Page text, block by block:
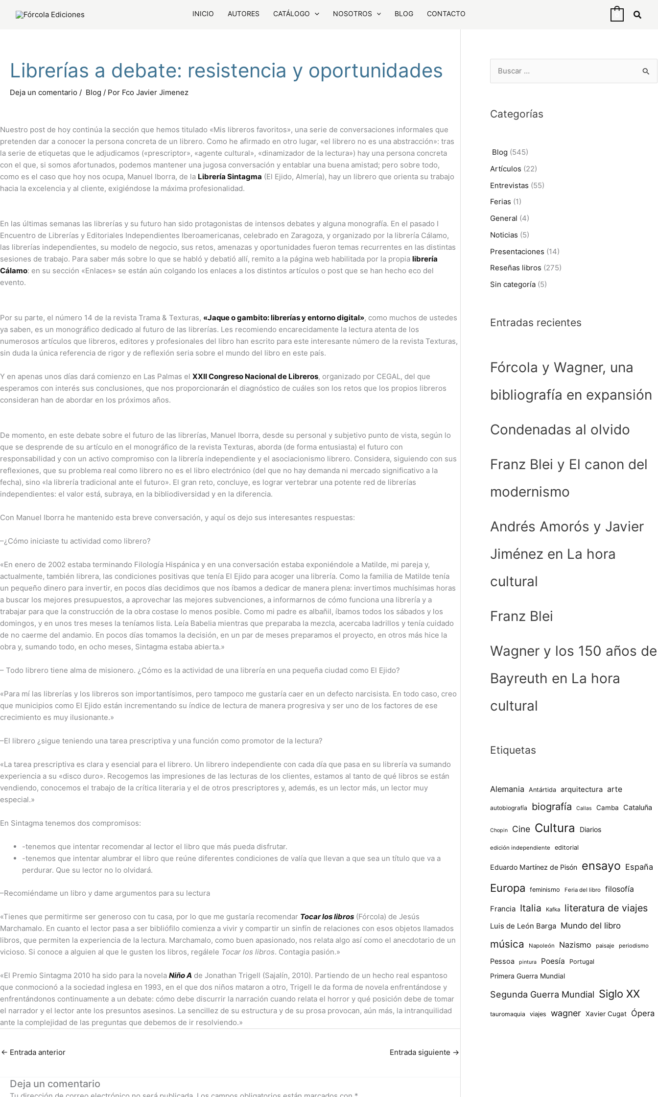
INICIO AUTORES CATÁLOGO NOSOTROS BLOG CONTACTO
Librerías a debate: resistencia y oportunidades
Deja un comentario / Blog / Por Fco Javier Jimenez
Nuestro post de hoy continúa la sección que hemos titulado «Mis libreros favoritos», una serie de conversaciones informales que
pretenden dar a conocer la persona concreta de un librero. Como he afirmado en otro lugar, «el librero no es una abstracción»: tras
la serie de etiquetas que le adjudicamos («prescriptor», «agente cultural», «dinamizador de la lectura») hay una persona concreta
con el que, si somos afortunados, podemos mantener una jugosa conversación y entablar una buena amistad; pero sobre todo,
como es el caso que hoy nos ocupa, Manuel Iborra, de la Librería Sintagma (El Ejido, Almería), hay un librero que orienta su trabajo
hacia la excelencia y al cliente, exigiéndose la máxima profesionalidad.
En las últimas semanas las librerías y su futuro han sido protagonistas de intensos debates y alguna monografía. En el pasado I
Encuentro de Librerías y Editoriales Independientes Iberoamericanas, celebrado en Zaragoza, y organizado por la librería Cálamo,
las librerías independientes, su modelo de negocio, sus retos, amenazas y oportunidades fueron temas recurrentes en las distintas
sesiones de trabajo. Para saber más sobre lo que se habló y debatió allí, remito a la página web habilitada por la propia librería
Cálamo: en su sección «Enlaces» se están aún colgando los enlaces a los distintos artículos o post que se han hecho eco del
evento.
Por su parte, el número 14 de la revista Trama & Texturas, «Jaque o gambito: librerías y entorno digital», como muchos de ustedes
ya saben, es un monográfico dedicado al futuro de las librerías. Les recomiendo encarecidamente la lectura atenta de los
numerosos artículos que libreros, editores y profesionales del libro han escrito para este interesante número de la revista Texturas,
sin duda la única referencia de rigor y de reflexión seria sobre el mundo del libro en este país.
Y en apenas unos días dará comienzo en Las Palmas el XXII Congreso Nacional de Libreros, organizado por CEGAL, del que
esperamos con interés sus conclusiones, que nos proporcionarán el diagnóstico de cuáles son los retos que los propios libreros
consideran han de abordar en los próximos años.
De momento, en este debate sobre el futuro de las librerías, Manuel Iborra, desde su personal y subjetivo punto de vista, según lo
que se desprende de su artículo en el monográfico de la revista Texturas, aborda (de forma entusiasta) el futuro con
responsabilidad y con un activo compromiso con la librería independiente y el asociacionismo librero. Considera, siguiendo con sus
reflexiones, que su problema real como librero no es el libro electrónico (del que no hay demanda ni mercado significativo a la
fecha), sino «la librería tradicional ante el futuro». El gran reto, concluye, es lograr vertebrar una potente red de librerías
independientes: el valor está, subraya, en la bibliodiversidad y en la diferencia.
Con Manuel Iborra he mantenido esta breve conversación, y aquí os dejo sus interesantes respuestas:
–¿Cómo iniciaste tu actividad como librero?
«En enero de 2002 estaba terminando Filología Hispánica y en una conversación estaba exponiéndole a Matilde, mi pareja y,
actualmente, también librera, las condiciones positivas que tenía El Ejido para acoger una librería. Como la familia de Matilde tenía
un pequeño dinero para invertir, en pocos días decidimos que nos íbamos a dedicar de manera plena: invertimos muchísimas horas
a buscar los mejores presupuestos, a aprovechar las mejores subvenciones, a informarnos de cómo funciona una librería y a
trabajar para que la construcción de la obra costase lo menos posible. Como mi padre es albañil, íbamos todos los sábados y los
domingos, y en unos tres meses la teníamos lista. Leía Babelia mientras que preparaba la mezcla, acercaba ladrillos y tenía cuidado
de no caerme del andamio. En pocos días tomamos la decisión, en un par de meses preparamos el proyecto, en otros más hice la
obra y, sumando todo, en ocho meses, Sintagma estaba abierta.»
– Todo librero tiene alma de misionero. ¿Cómo es la actividad de una librería en una pequeña ciudad como El Ejido?
«Para mí las librerías y los libreros son importantísimos, pero tampoco me gustaría caer en un defecto narcisista. En todo caso, creo
que municipios como El Ejido están incrementando su índice de lectura de manera progresiva y ser uno de los factores de ese
crecimiento es muy ilusionante.»
–El librero ¿sigue teniendo una tarea prescriptiva y una función como promotor de la lectura?
«La tarea prescriptiva es clara y esencial para el librero. Un librero independiente con cada día que pasa en su librería va sumando
experiencia a su «disco duro». Recogemos las impresiones de las lecturas de los clientes, estamos al tanto de qué libros se están
vendiendo, conocemos el trabajo de la crítica literaria y el de otros prescriptores y, además, es un lector más, un lector muy
especial.»
En Sintagma tenemos dos compromisos:
-tenemos que intentar recomendar al lector el libro que más pueda disfrutar.
-tenemos que intentar alumbrar el libro que reúne diferentes condiciones de valía que llevan a que sea un título que va a
perdurar. Que su lector no lo olvidará.
–Recomiéndame un libro y dame argumentos para su lectura
«Tienes que permitirme ser generoso con tu casa, por lo que me gustaría recomendar Tocar los libros (Fórcola) de Jesús
Marchamalo. En cuanto el lector pasa a ser bibliófilo comienza a vivir y compartir un sinfín de relaciones con esos objetos llamados
libros, que permiten la experiencia de la lectura. Marchamalo, como buen apasionado, nos relata algo así como el anecdotario de un
vicioso. Si conoce a alguien al que le gusten los libros, regálele Tocar los libros. Contagia pasión.»
«El Premio Sintagma 2010 ha sido para la novela Niño A de Jonathan Trigell (Sajalín, 2010). Partiendo de un hecho real espantoso
que conmocionó a la sociedad inglesa en 1993, en el que dos niños mataron a otro, Trigell le da forma de novela enfrentándose y
enfrentándonos continuamente a un debate: cómo debe discurrir la narración cuando relata el horror y qué posición debe de tomar
el narrador y el lector ante los presuntos asesinos. La sencillez de su estructura y de su prosa provocan, aún más, la intranquilidad
ante la complejidad de las preguntas que debemos de ir resolviendo.»
← Entrada anterior Entrada siguiente →
Deja un comentario
c
r
:
Categorías
Blog (545)
Artículos (22)
Entrevistas (55)
Ferias (1)
General (4)
Noticias (5)
Presentaciones (14)
Reseñas libros (275)
Sin categoría(5)
Entradas recientes
Fórcola y Wagner, una
bibliografía en expansión
Condenadas al olvido
Franz Blei y El canon del
modernismo
Andrés Amorós y Javier
Jiménez en La hora
cultural
Franz Blei
Wagner y los 150 años de
Bayreuth en La hora
cultural
Etiquetas
Alemania Antártida arquitectura arte
autobiografía biografía Callas Camba Cataluña
Chopin Cine Cultura Diarios
edición independiente editorial
Eduardo Martínez de Pisón ensayo España
Europa feminismo Feria del libro filosofía
Francia Italia Kafka literatura de viajes
Luis de León Barga Mundo del libro
música Napoleón Nazismo paisaje periodismo
Pessoa pintura Poesía Portugal
Primera Guerra Mundial
Segunda Guerra Mundial Siglo XX
tauromaquia viajes wagner Xavier Cugat Ópera